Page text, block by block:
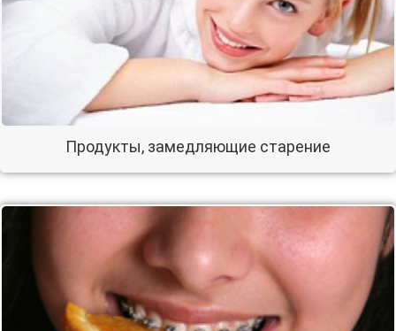
Продукты, замедляющие старение